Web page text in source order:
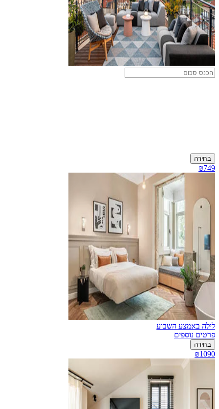
בחירה
₪749
לילה באמצע השבוע
פרטים נוספים
בחירה
₪1090